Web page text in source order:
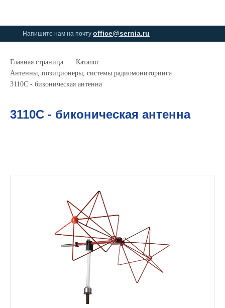
Напишите нам на почту office@sernia.ru
Главная страница
Каталог
Антенны, позиционеры, системы радиомониторинга
3110С - биконическая антенна
3110С - биконическая антенна